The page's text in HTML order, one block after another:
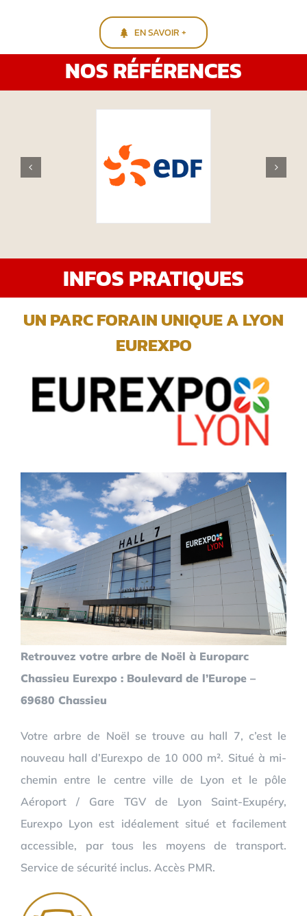
EN SAVOIR +
NOS RÉFÉRENCES
INFOS PRATIQUES
UN PARC FORAIN UNIQUE A LYON
EUREXPO
Retrouvez votre arbre de Noël à Europarc
Chassieu Eurexpo : Boulevard de l’Europe –
69680 Chassieu
Votre arbre de Noël se trouve au hall 7, c’est le
nouveau hall d’Eurexpo de 10 000 m². Situé à mi-
chemin entre le centre ville de Lyon et le pôle
Aéroport / Gare TGV de Lyon Saint-Exupéry,
Eurexpo Lyon est idéalement situé et facilement
accessible, par tous les moyens de transport.
Service de sécurité inclus. Accès PMR.